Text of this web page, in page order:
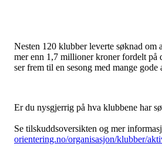
Nesten 120 klubber leverte søknad om
mer enn 1,7 millioner kroner fordelt på
ser frem til en sesong med mange
Er du nysgjerrig på hva klubbene har
Se tilskuddsoversikten og mer
orientering.no/organisasjon/klubber/